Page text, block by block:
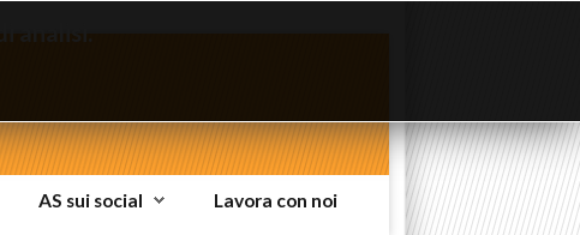
AS sui social Lavora con noi